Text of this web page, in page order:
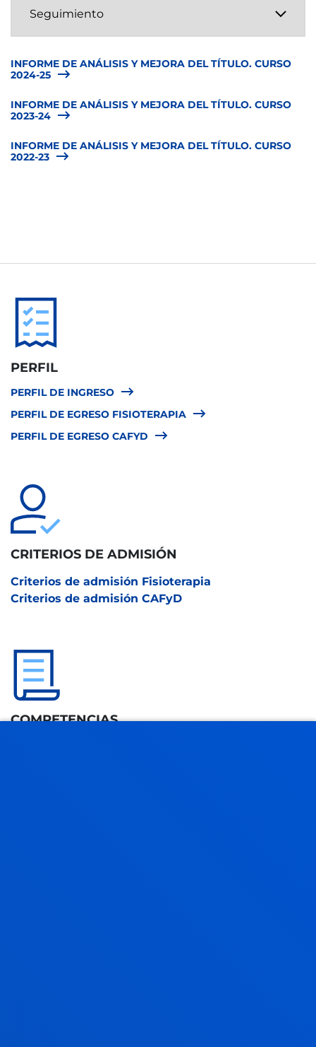
INFORME DE ANÁLISIS Y MEJORA DEL TÍTULO. CURSO
2024-25
INFORME DE ANÁLISIS Y MEJORA DEL TÍTULO. CURSO
2023-24
INFORME DE ANÁLISIS Y MEJORA DEL TÍTULO. CURSO
2022-23
PERFIL
PERFIL DE INGRESO
PERFIL DE EGRESO FISIOTERAPIA
PERFIL DE EGRESO CAFYD
CRITERIOS DE ADMISIÓN
Criterios de admisión Fisioterapia
Criterios de admisión CAFyD
COMPETENCIAS